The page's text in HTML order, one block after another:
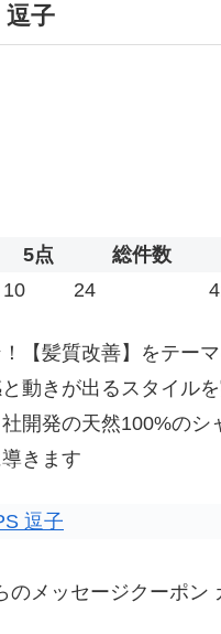
逗子
5点 総件数
10 24
【髪質改善】をテー
動きが出るスタイル
開発の天然100%の
きます
逗子
のメッセージクーポン